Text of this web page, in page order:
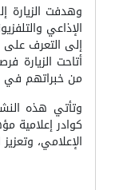
وهدفت الزيارة
الإذاعي
إلى التعرف على
أتاحت الزيارة
من خبراتهم في
وتأتي هذه
كوادر إعلامية
الإعلامي،